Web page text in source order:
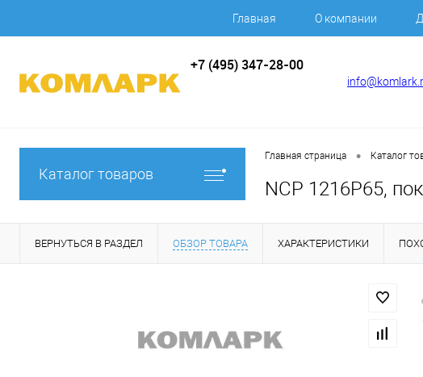
Главная О компании
+7 (495) 347-28-00
Каталог товаров
Главная страница • Каталог
NCP 1216P65,
ВЕРНУТЬСЯ В РАЗДЕЛ ОБЗОР ТОВАРА ХАРАКТЕРИСТИКИ